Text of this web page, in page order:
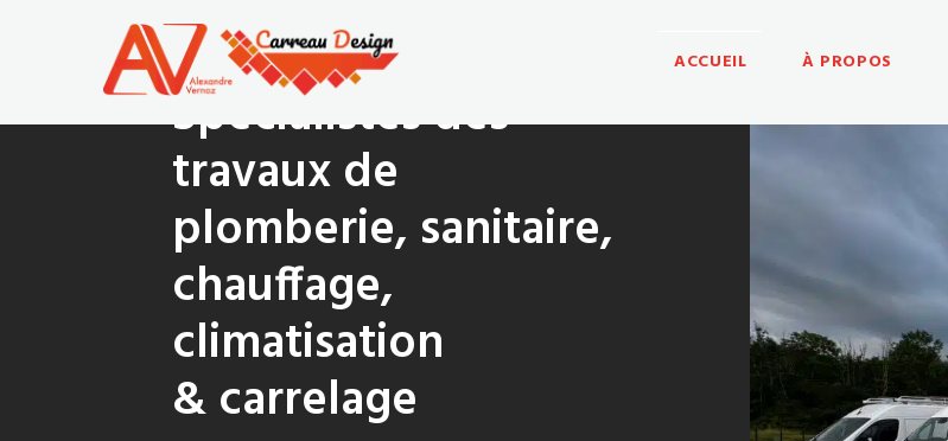
ACCUEIL À PROPOS
Spécialistes des
travaux de
plomberie, sanitaire,
chauffage,
climatisation
& carrelage